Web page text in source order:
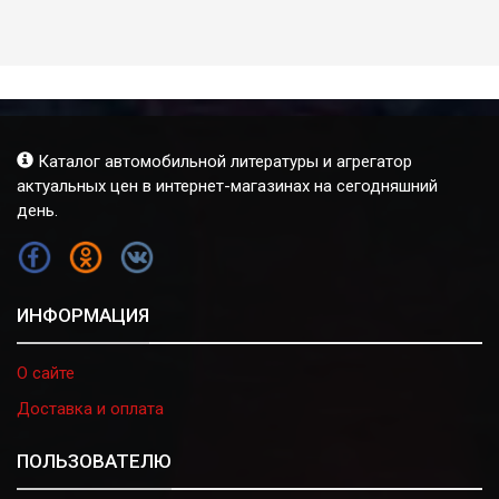
Каталог автомобильной литературы и агрегатор
актуальных цен в интернет-магазинах на сегодняшний
день.
FB OK VK
ИНФОРМАЦИЯ
О сайте
Доставка и оплата
ПОЛЬЗОВАТЕЛЮ